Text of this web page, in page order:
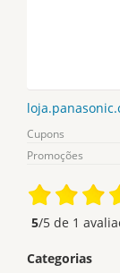
Cupons
Promoções
5/5 de 1
Categorias